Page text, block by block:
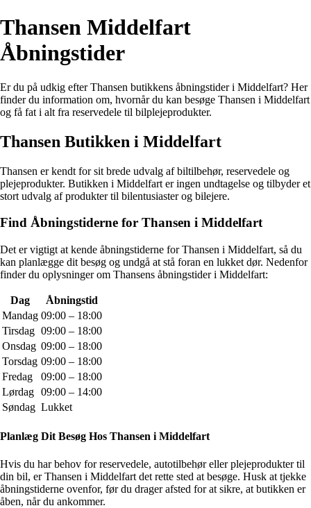
Thansen Middelfart
Åbningstider
Er du på udkig efter Thansen butikkens åbningstider i Middelfart? Her
finder du information om, hvornår du kan besøge Thansen i Middelfart
og få fat i alt fra reservedele til bilplejeprodukter.
Thansen Butikken i Middelfart
Thansen er kendt for sit brede udvalg af biltilbehør, reservedele og
plejeprodukter. Butikken i Middelfart er ingen undtagelse og tilbyder et
stort udvalg af produkter til bilentusiaster og bilejere.
Find Åbningstiderne for Thansen i Middelfart
Det er vigtigt at kende åbningstiderne for Thansen i Middelfart, så du
kan planlægge dit besøg og undgå at stå foran en lukket dør. Nedenfor
finder du oplysninger om Thansens åbningstider i Middelfart:
Dag
Åbningstid
Mandag 09:00 – 18:00
Tirsdag 09:00 – 18:00
Onsdag 09:00 – 18:00
Torsdag 09:00 – 18:00
Fredag
09:00 – 18:00
Lørdag 09:00 – 14:00
Søndag Lukket
Planlæg Dit Besøg Hos Thansen i Middelfart
Hvis du har behov for reservedele, autotilbehør eller plejeprodukter til
din bil, er Thansen i Middelfart det rette sted at besøge. Husk at tjekke
åbningstiderne ovenfor, før du drager afsted for at sikre, at butikken er
åben, når du ankommer.